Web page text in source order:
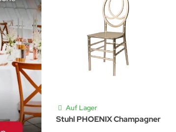
Auf Lager
Stuhl PHOENIX Champagner